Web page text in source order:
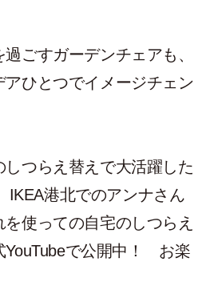
ごすガーデンチェアも、
アひとつでイメージチェン
しつらえ替えで大活躍した
IKEA港北でのアンナさん
使っての自宅のしつらえ
YouTubeで公開中！ お楽